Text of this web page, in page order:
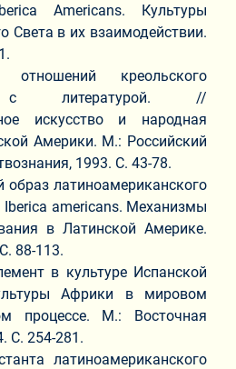
Americans. Культуры
Света в их взаимодействии.
креольского
с литературой. //
искусство и народная
Америки. М.: Российский
1993. С. 43-78.
образ латиноамериканского
Iberica americans. Механизмы
в Латинской Америке.
С. 88-113.
в культуре Испанской
Африки в мировом
процессе. М.: Восточная
С. 254-281.
латиноамериканского